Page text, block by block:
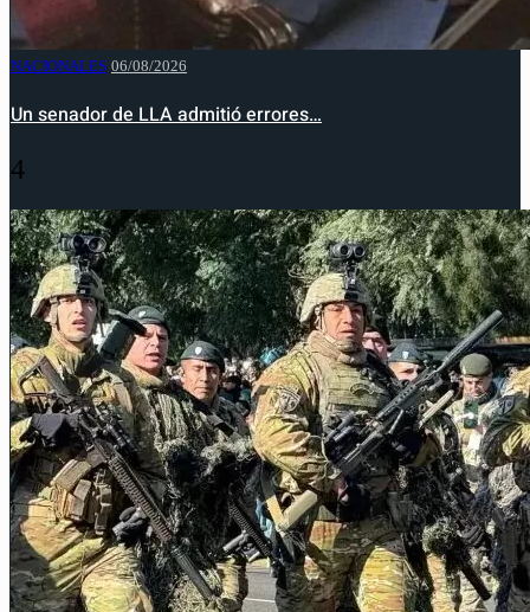
NACIONALES 06/08/2026
Un senador de LLA admitió errores…
4